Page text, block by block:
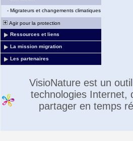
- Migrateurs et changements climatiques
Agir pour la protection
Ressources et liens
La mission migration
Les partenaires
VisioNature est un
technologies Internet,
partager en temps